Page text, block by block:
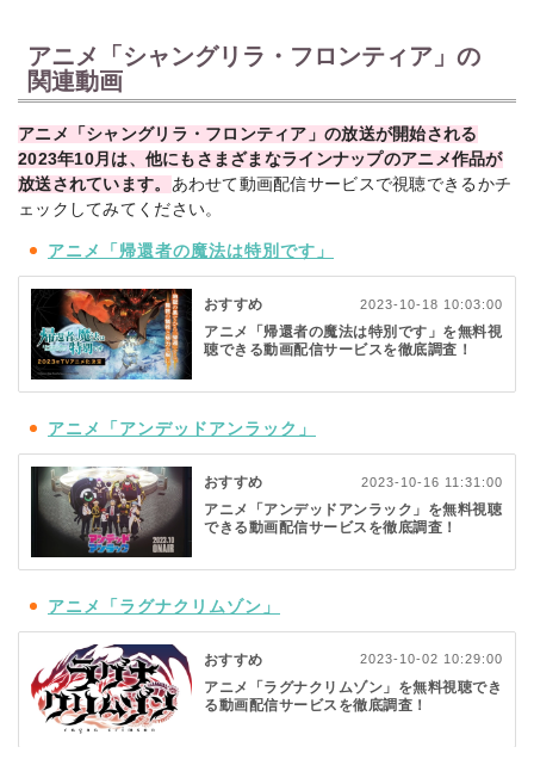
アニメ「シャングリラ・フロンティア」の
関連動画
アニメ「シャングリラ・フロンティア」の放送が開始される
2023年10月は、他にもさまざまなラインナップのアニメ作品が
放送されています。 あわせて動画配信サービスで視聴できるかチ
ェックしてみてください。
アニメ「帰還者の魔法は特別です」
おすすめ 2023-10-18 10:03:00
アニメ「帰還者の魔法は特別です」を無料視
聴できる動画配信サービスを徹底調査！
アニメ「アンデッドアンラック」
おすすめ 2023-10-16 11:31:00
アニメ「アンデッドアンラック」を無料視聴
できる動画配信サービスを徹底調査！
アニメ「ラグナクリムゾン」
おすすめ 2023-10-02 10:29:00
アニメ「ラグナクリムゾン」を無料視聴でき
る動画配信サービスを徹底調査！